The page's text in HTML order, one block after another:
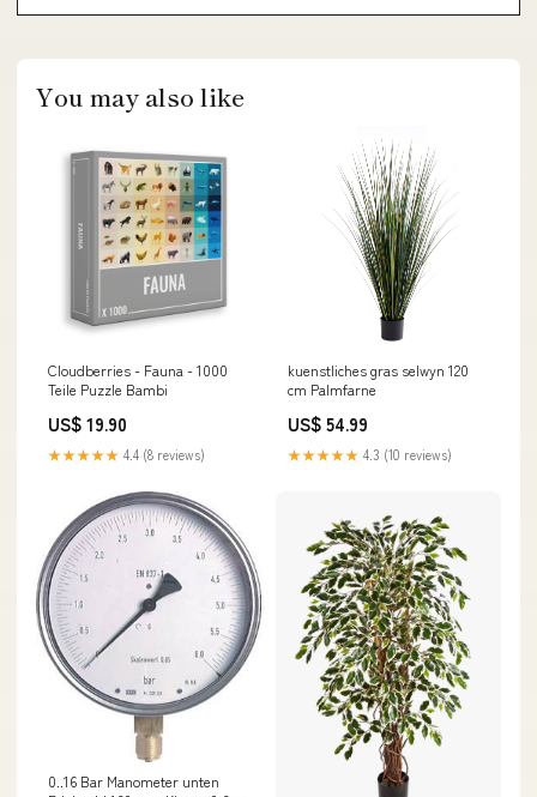
You may also like
Cloudberries - Fauna - 1000
Teile Puzzle Bambi
US$ 19.90
★★★★★ 4.4 (8 reviews)
kuenstliches gras selwyn 120
cm Palmfarne
US$ 54.99
★★★★★ 4.3 (10 reviews)
0..16 Bar Manometer unten